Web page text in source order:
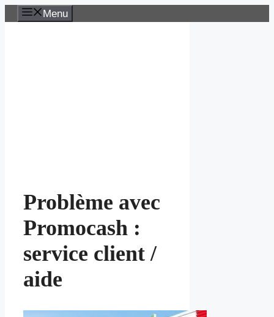
Aller
au
Menu
Problème avec
Promocash :
service client /
aide